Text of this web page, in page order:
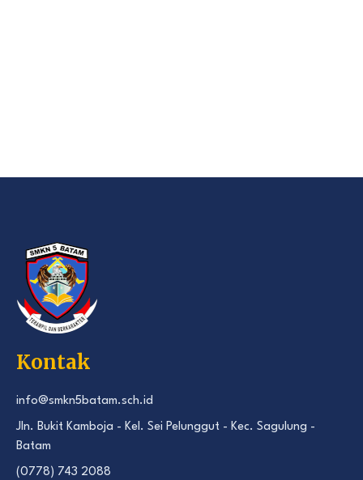
Kontak
info@smkn5batam.sch.id
Jln. Bukit Kamboja - Kel. Sei Pelunggut - Kec. Sagulung -
Batam
(0778) 743 2088